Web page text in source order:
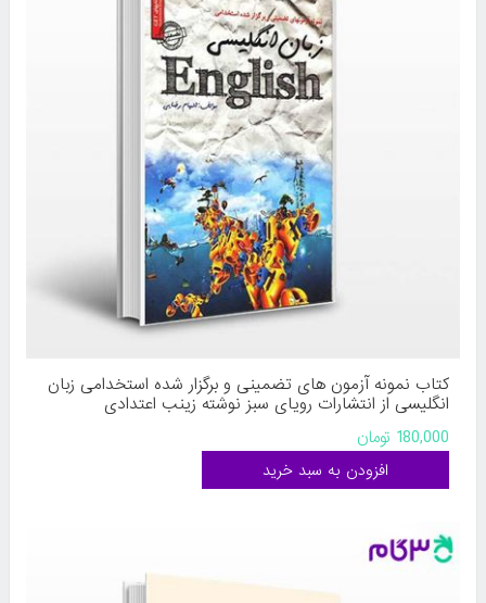
کتاب نمونه آزمون های تضمینی و برگزار شده استخدامی زبان
انگلیسی از انتشارات رویای سبز نوشته زینب اعتدادی
180,000 تومان